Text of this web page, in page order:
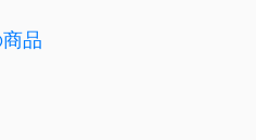
品